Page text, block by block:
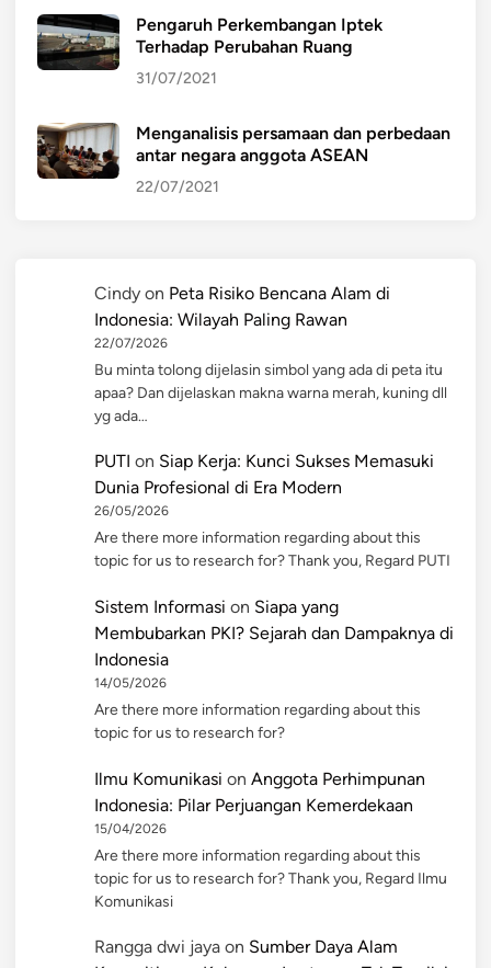
Pengaruh Perkembangan Iptek
Terhadap Perubahan Ruang
31/07/2021
Menganalisis persamaan dan perbedaan
antar negara anggota ASEAN
22/07/2021
Cindy on Peta Risiko Bencana Alam di
Indonesia: Wilayah Paling Rawan
22/07/2026
Bu minta tolong dijelasin simbol yang ada di peta itu
apaa? Dan dijelaskan makna warna merah, kuning dll
yg ada…
PUTI on Siap Kerja: Kunci Sukses Memasuki
Dunia Profesional di Era Modern
26/05/2026
Are there more information regarding about this
topic for us to research for? Thank you, Regard PUTI
Sistem Informasi on Siapa yang
Membubarkan PKI? Sejarah dan Dampaknya di
Indonesia
14/05/2026
Are there more information regarding about this
topic for us to research for?
Ilmu Komunikasi on Anggota Perhimpunan
Indonesia: Pilar Perjuangan Kemerdekaan
15/04/2026
Are there more information regarding about this
topic for us to research for? Thank you, Regard Ilmu
Komunikasi
Rangga dwi jaya on Sumber Daya Alam